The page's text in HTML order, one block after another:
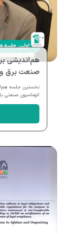
هم‌اندیشی
صنعت برق و
نخستین جلسه
اتوماسیون صنعتی